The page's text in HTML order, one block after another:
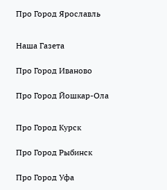
Про Город Ярославль
Наша Газета
Про Город Иваново
Про Город Йошкар-Ола
Про Город Курск
Про Город Рыбинск
Про Город Уфа